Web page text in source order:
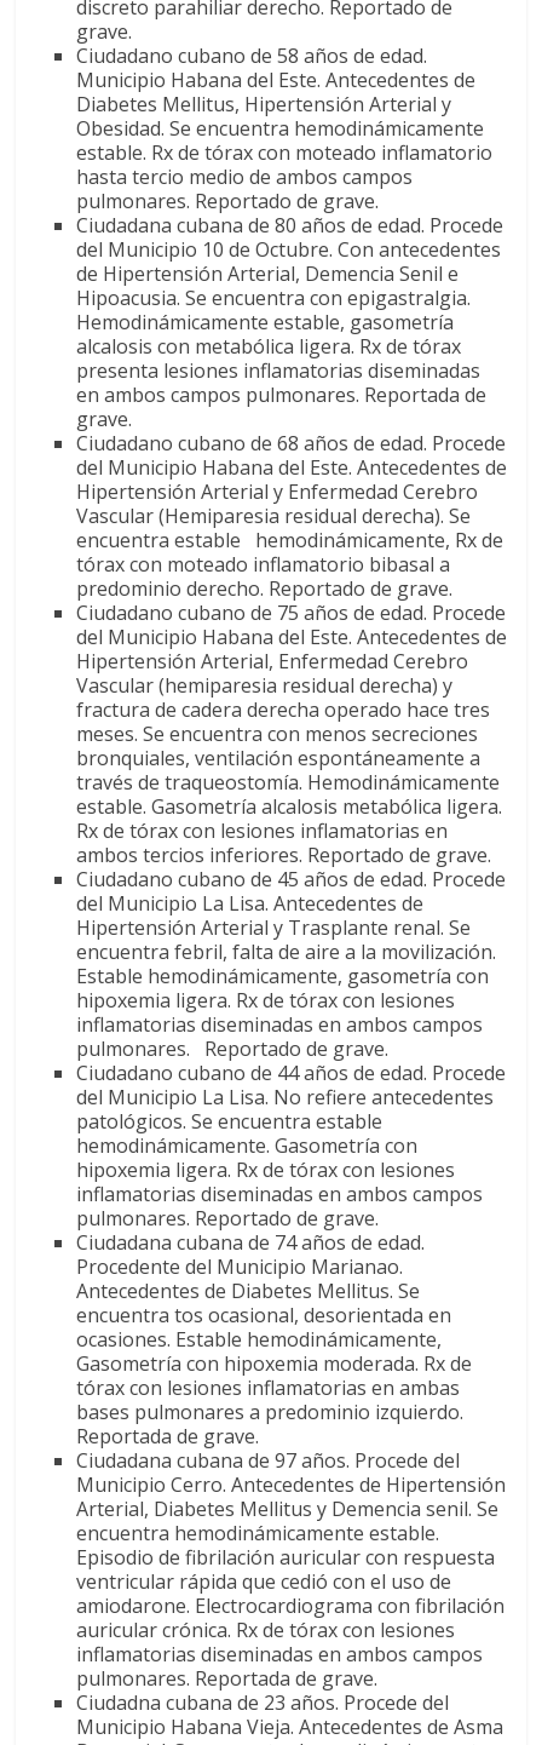
discreto parahiliar derecho. Reportado de
grave.
Ciudadano cubano de 58 años de edad.
Municipio Habana del Este. Antecedentes de
Diabetes Mellitus, Hipertensión Arterial y
Obesidad. Se encuentra hemodinámicamente
estable. Rx de tórax con moteado inflamatorio
hasta tercio medio de ambos campos
pulmonares. Reportado de grave.
Ciudadana cubana de 80 años de edad. Procede
del Municipio 10 de Octubre. Con antecedentes
de Hipertensión Arterial, Demencia Senil e
Hipoacusia. Se encuentra con epigastralgia.
Hemodinámicamente estable, gasometría
alcalosis con metabólica ligera. Rx de tórax
presenta lesiones inflamatorias diseminadas
en ambos campos pulmonares. Reportada de
grave.
Ciudadano cubano de 68 años de edad. Procede
del Municipio Habana del Este. Antecedentes de
Hipertensión Arterial y Enfermedad Cerebro
Vascular (Hemiparesia residual derecha). Se
encuentra estable hemodinámicamente, Rx de
tórax con moteado inflamatorio bibasal a
predominio derecho. Reportado de grave.
Ciudadano cubano de 75 años de edad. Procede
del Municipio Habana del Este. Antecedentes de
Hipertensión Arterial, Enfermedad Cerebro
Vascular (hemiparesia residual derecha) y
fractura de cadera derecha operado hace tres
meses. Se encuentra con menos secreciones
bronquiales, ventilación espontáneamente a
través de traqueostomía. Hemodinámicamente
estable. Gasometría alcalosis metabólica ligera.
Rx de tórax con lesiones inflamatorias en
ambos tercios inferiores. Reportado de grave.
Ciudadano cubano de 45 años de edad. Procede
del Municipio La Lisa. Antecedentes de
Hipertensión Arterial y Trasplante renal. Se
encuentra febril, falta de aire a la movilización.
Estable hemodinámicamente, gasometría con
hipoxemia ligera. Rx de tórax con lesiones
inflamatorias diseminadas en ambos campos
pulmonares. Reportado de grave.
Ciudadano cubano de 44 años de edad. Procede
del Municipio La Lisa. No refiere antecedentes
patológicos. Se encuentra estable
hemodinámicamente. Gasometría con
hipoxemia ligera. Rx de tórax con lesiones
inflamatorias diseminadas en ambos campos
pulmonares. Reportado de grave.
Ciudadana cubana de 74 años de edad.
Procedente del Municipio Marianao.
Antecedentes de Diabetes Mellitus. Se
encuentra tos ocasional, desorientada en
ocasiones. Estable hemodinámicamente,
Gasometría con hipoxemia moderada. Rx de
tórax con lesiones inflamatorias en ambas
bases pulmonares a predominio izquierdo.
Reportada de grave.
Ciudadana cubana de 97 años. Procede del
Municipio Cerro. Antecedentes de Hipertensión
Arterial, Diabetes Mellitus y Demencia senil. Se
encuentra hemodinámicamente estable.
Episodio de fibrilación auricular con respuesta
ventricular rápida que cedió con el uso de
amiodarone. Electrocardiograma con fibrilación
auricular crónica. Rx de tórax con lesiones
inflamatorias diseminadas en ambos campos
pulmonares. Reportada de grave.
Ciudadna cubana de 23 años. Procede del
Municipio Habana Vieja. Antecedentes de Asma